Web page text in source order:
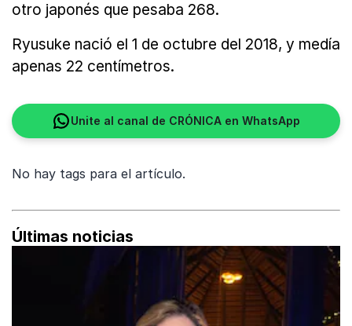
otro japonés que pesaba 268.
Ryusuke nació el 1 de octubre del 2018, y medía
apenas 22 centímetros.
Unite al canal de CRÓNICA en WhatsApp
No hay tags para el artículo.
Últimas noticias